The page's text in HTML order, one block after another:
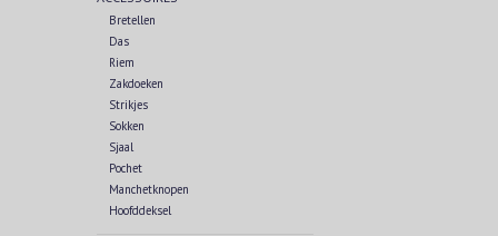
Bretellen
Das
Riem
Zakdoeken
Strikjes
Sokken
Sjaal
Pochet
Manchetknopen
Hoofddeksel